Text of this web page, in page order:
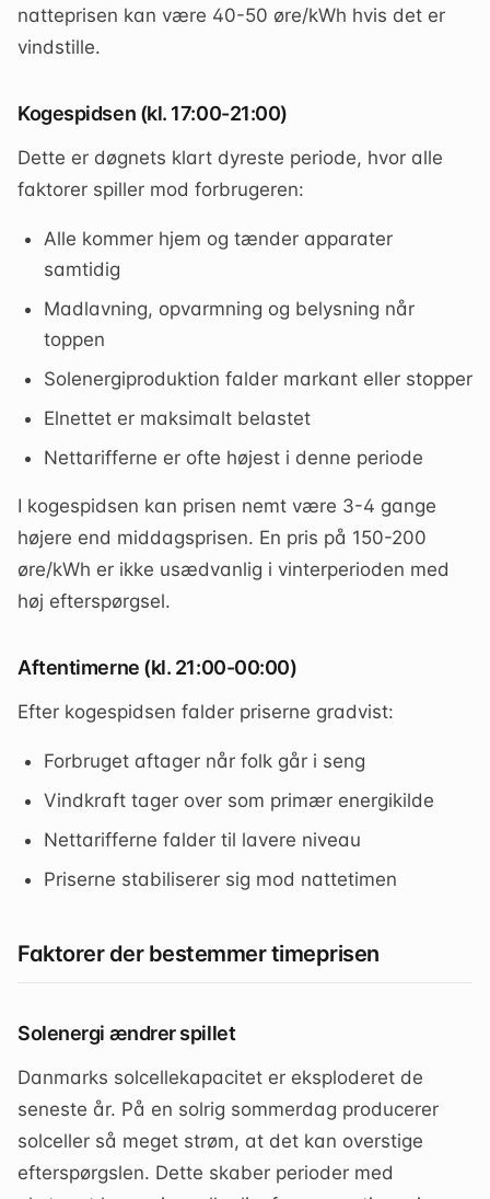
natteprisen kan være 40-50 øre/kWh hvis det er
vindstille.
Kogespidsen (kl. 17:00-21:00)
Dette er døgnets klart dyreste periode, hvor alle
faktorer spiller mod forbrugeren:
Alle kommer hjem og tænder apparater
samtidig
Madlavning, opvarmning og belysning når
toppen
Solenergiproduktion falder markant eller stopper
Elnettet er maksimalt belastet
Nettarifferne er ofte højest i denne periode
I kogespidsen kan prisen nemt være 3-4 gange
højere end middagsprisen. En pris på 150-200
øre/kWh er ikke usædvanlig i vinterperioden med
høj efterspørgsel.
Aftentimerne (kl. 21:00-00:00)
Efter kogespidsen falder priserne gradvist:
Forbruget aftager når folk går i seng
Vindkraft tager over som primær energikilde
Nettarifferne falder til lavere niveau
Priserne stabiliserer sig mod nattetimen
Faktorer der bestemmer timeprisen
Solenergi ændrer spillet
Danmarks solcellekapacitet er eksploderet de
seneste år. På en solrig sommerdag producerer
solceller så meget strøm, at det kan overstige
efterspørgslen. Dette skaber perioder med